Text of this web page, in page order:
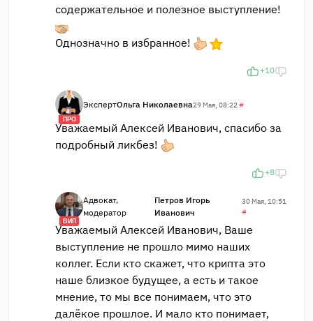
содержательное и полезное выступление!
Однозначно в избранное!
+10
ПРО
ЭкспертОльга Николаевна29 Мая, 08:22 #
Уважаемый Алексей Иванович, спасибо за
подробный ликбез!
+8
ВИП
Адвокат,
модератор
Петров Игорь
Иванович
30 Мая, 10:51
#
Уважаемый Алексей Иванович, Ваше
выступление не прошло мимо наших
коллег. Если кто скажет, что крипта это
наше близкое будущее, а есть и такое
мнение, то мы все понимаем, что это
далёкое прошлое. И мало кто понимает,